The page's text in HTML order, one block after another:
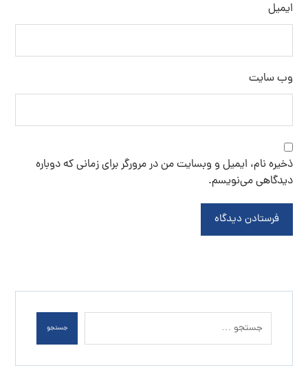
ایمیل
وب‌ سایت
ذخیره نام، ایمیل و وبسایت من در مرورگر برای زمانی که دوباره
دیدگاهی می‌نویسم.
فرستادن دیدگاه
جستجو